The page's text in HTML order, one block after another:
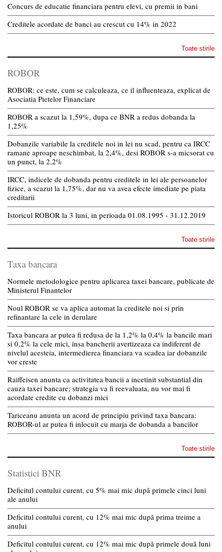
Concurs de educatie financiara pentru elevi, cu premii in bani
Creditele acordate de banci au crescut cu 14% in 2022
Toate stirile
ROBOR
ROBOR: ce este, cum se calculeaza, ce il influenteaza, explicat de
Asociatia Pietelor Financiare
ROBOR a scazut la 1,59%, dupa ce BNR a redus dobanda la
1,25%
Dobanzile variabile la creditele noi in lei nu scad, pentru ca IRCC
ramane aproape neschimbat, la 2,4%, desi ROBOR s-a micsorat cu
un punct, la 2,2%
IRCC, indicele de dobanda pentru creditele in lei ale persoanelor
fizice, a scazut la 1,75%, dar nu va avea efecte imediate pe piata
creditarii
Istoricul ROBOR la 3 luni, in perioada 01.08.1995 - 31.12.2019
Toate stirile
Taxa bancara
Normele metodologice pentru aplicarea taxei bancare, publicate de
Ministerul Finantelor
Noul ROBOR se va aplica automat la creditele noi si prin
refinantare la cele in derulare
Taxa bancara ar putea fi redusa de la 1,2% la 0,4% la bancile mari
si 0,2% la cele mici, insa bancherii avertizeaza ca indiferent de
nivelul acesteia, intermedierea financiara va scadea iar dobanzile
vor creste
Raiffeisen anunta ca activitatea bancii a incetinit substantial din
cauza taxei bancare; strategia va fi reevaluata, nu vor mai fi
acordate credite cu dobanzi mici
Tariceanu anunta un acord de principiu privind taxa bancara:
ROBOR-ul ar putea fi inlocuit cu marja de dobanda a bancilor
Toate stirile
Statistici BNR
Deficitul contului curent, cu 5% mai mic după primele cinci luni
ale anului
Deficitul contului curent, cu 12% mai mic după prima treime a
anului
Deficitul contului curent, cu 12% mai mic după primele două luni